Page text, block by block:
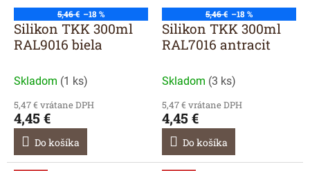
5,46 € –18 %
Silikon TKK 300ml
RAL9016 biela
Skladom (1 ks)
5,47 € vrátane DPH
4,45 €
Do košíka
5,46 € –18 %
Silikon TKK 300ml
RAL7016 antracit
Skladom (3 ks)
5,47 € vrátane DPH
4,45 €
Do košíka